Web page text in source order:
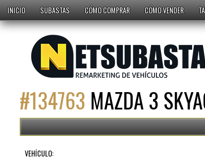
INICIO SUBASTAS CÓMO COMPRAR CÓMO VENDER
#134763 MAZDA 3
VEHÍCULO: